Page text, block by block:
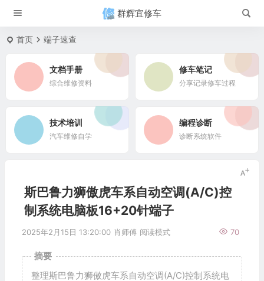
群辉宜修车
首页 端子速查
文档手册
综合维修资料
修车笔记
分享记录修车过程
技术培训
汽车维修自学
编程诊断
诊断系统软件
斯巴鲁力狮傲虎车系自动空调(A/C)控
制系统电脑板16+20针端子
2025年2月15日 13:20:00 肖师傅 70
阅读模式
摘要
整理斯巴鲁力狮傲虎车系自动空调(A/C)控制系统电